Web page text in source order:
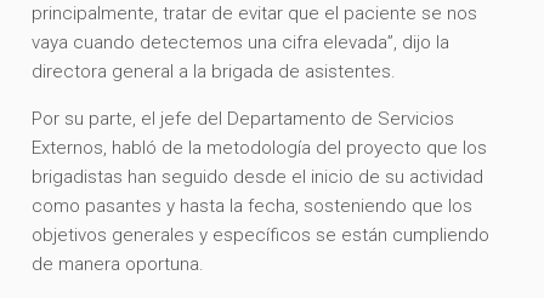
principalmente, tratar de evitar que el paciente se nos
vaya cuando detectemos una cifra elevada”, dijo la
directora general a la brigada de asistentes.
Por su parte, el jefe del Departamento de Servicios
Externos, habló de la metodología del proyecto que los
brigadistas han seguido desde el inicio de su actividad
como pasantes y hasta la fecha, sosteniendo que los
objetivos generales y específicos se están cumpliendo
de manera oportuna.